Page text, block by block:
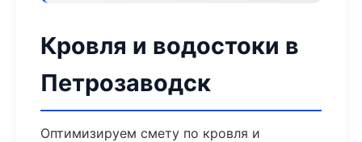
Кровля и водостоки в
Петрозаводск
Оптимизируем смету по кровля и